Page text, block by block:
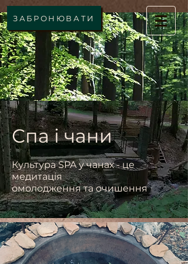
ЗАБРОНЮВАТИ
Спа і чани
Культура SPA у чанах - це
медитація
омолодження та очишення